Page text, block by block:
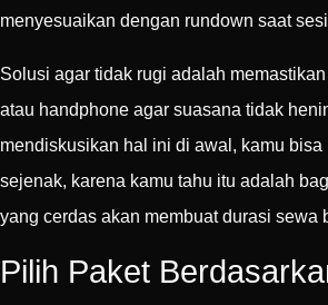
menyesuaikan dengan rundown saat
Solusi agar tidak rugi adalah
atau handphone agar suasana tidak
mendiskusikan hal ini di awal, kamu
sejenak, karena kamu tahu itu adalah
yang cerdas akan membuat durasi
Pilih Paket